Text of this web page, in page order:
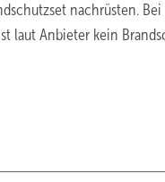
nachrüsten.
laut Anbieter kein